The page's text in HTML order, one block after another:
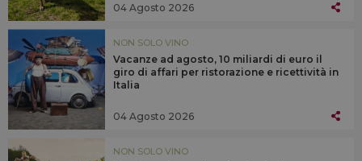
04 Agosto 2026
NON SOLO VINO
Vacanze ad agosto, 10 miliardi di euro il
giro di affari per ristorazione e ricettività in
Italia
04 Agosto 2026
NON SOLO VINO